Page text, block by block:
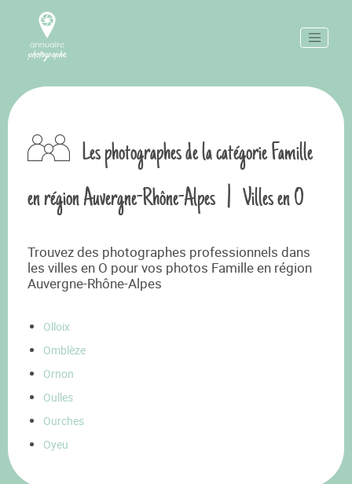
Les photographes de la catégorie Famille
en région Auvergne-Rhône-Alpes | Villes en O
Trouvez des photographes professionnels dans
les villes en O pour vos photos Famille en région
Auvergne-Rhône-Alpes
Olloix
Omblèze
Ornon
Oulles
Ourches
Oyeu